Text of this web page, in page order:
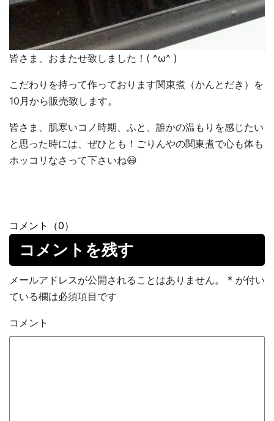
皆さま、おまたせ致しました！( ^ω^ )
こだわりを持って作っております関東煮（かんとだき）を
10月から販売致します。
皆さま、肌寒いコノ時期、ふと、誰かの温もりを感じたい
と思った時には、ぜひとも！ごりんやの関東煮で心も体も
ホッコリなさって下さいね😃
コメント（0）
コメントを残す
メールアドレスが公開されることはありません。 * が付い
ている欄は必須項目です
コメント